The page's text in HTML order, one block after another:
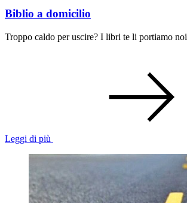
Biblio a domicilio
Troppo caldo per uscire? I libri te li portiamo noi
Leggi di più